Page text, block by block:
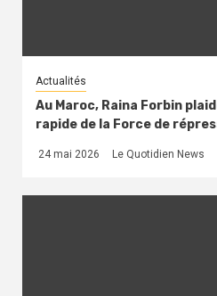
Actualités
Au Maroc, Raina Forbin
rapide de la Force de
24 mai 2026 Le Quotidien News